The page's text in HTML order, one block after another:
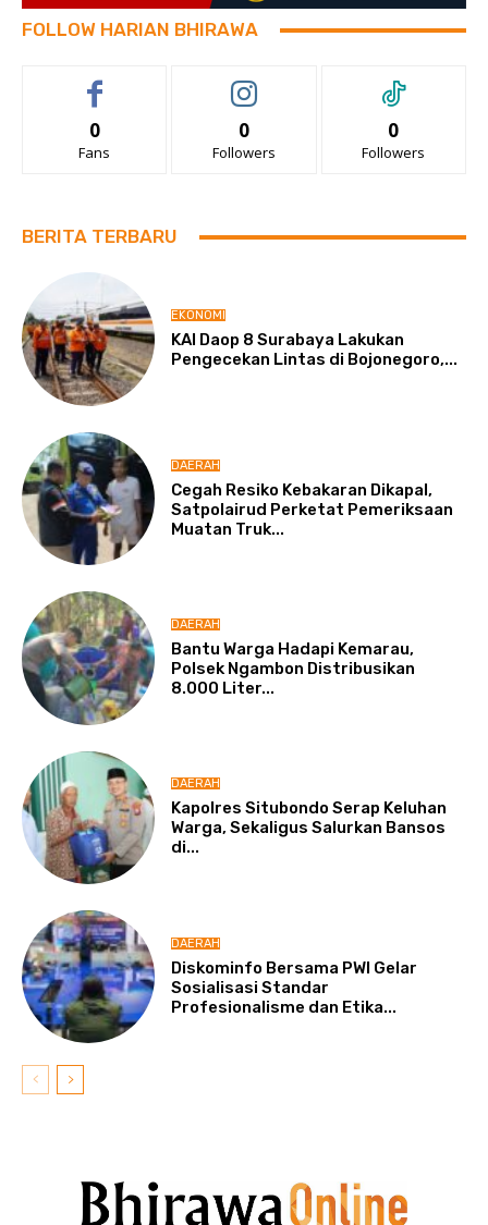
FOLLOW HARIAN BHIRAWA
0
Fans
0
Followers
0
Followers
BERITA TERBARU
EKONOMI
KAI Daop 8 Surabaya Lakukan
Pengecekan Lintas di Bojonegoro,...
DAERAH
Cegah Resiko Kebakaran Dikapal,
Satpolairud Perketat Pemeriksaan
Muatan Truk...
DAERAH
Bantu Warga Hadapi Kemarau,
Polsek Ngambon Distribusikan
8.000 Liter...
DAERAH
Kapolres Situbondo Serap Keluhan
Warga, Sekaligus Salurkan Bansos
di...
DAERAH
Diskominfo Bersama PWI Gelar
Sosialisasi Standar
Profesionalisme dan Etika...